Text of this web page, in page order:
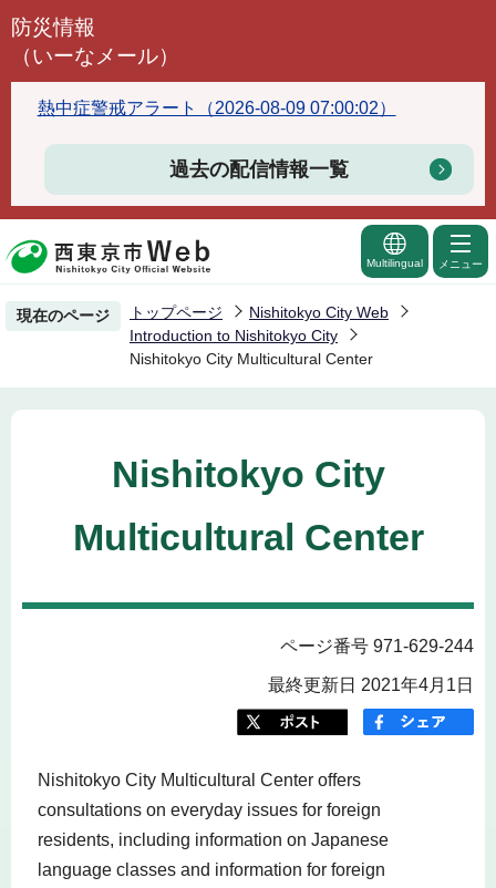
こ
頭
で
防災情報
（いーなメール）
熱中症警戒アラート（2026-08-09 07:00:02）
過去の配信情報一覧
Multilingual メニュー
現在のページ トップページ
Nishitokyo City Web
Introduction to Nishitokyo City
Nishitokyo City Multicultural Center
Nishitokyo City
Multicultural Center
ページ番号 971-629-244
最終更新日 2021年4月1日
Nishitokyo City Multicultural Center offers
consultations on everyday issues for foreign
residents, including information on Japanese
language classes and information for foreign